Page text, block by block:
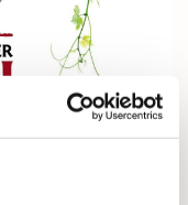
© REWE Symalla